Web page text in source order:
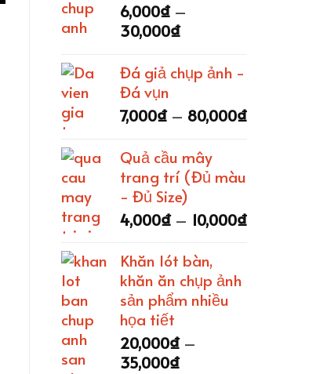
6,000₫ –
30,000₫Khoảng
từ
6,000₫
đến
30,000₫
Đá giả chụp ảnh -
Đá vụn
7,000₫ – 80,000₫Khoảng
80,000₫
Quả cầu mây
trang trí (Đủ màu
- Đủ Size)
4,000₫ – 10,000₫Khoảng
Khăn lót bàn,
khăn ăn chụp ảnh
sản phẩm nhiều
họa tiết
20,000₫ –
35,000₫Khoảng